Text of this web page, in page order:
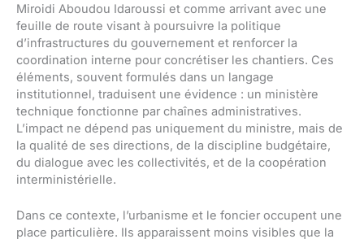
Miroidi Aboudou Idaroussi et comme arrivant avec une
feuille de route visant à poursuivre la politique
d’infrastructures du gouvernement et renforcer la
coordination interne pour concrétiser les chantiers. Ces
éléments, souvent formulés dans un langage
institutionnel, traduisent une évidence : un ministère
technique fonctionne par chaînes administratives.
L’impact ne dépend pas uniquement du ministre, mais de
la qualité de ses directions, de la discipline budgétaire,
du dialogue avec les collectivités, et de la coopération
interministérielle.
Dans ce contexte, l’urbanisme et le foncier occupent une
place particulière. Ils apparaissent moins visibles que la